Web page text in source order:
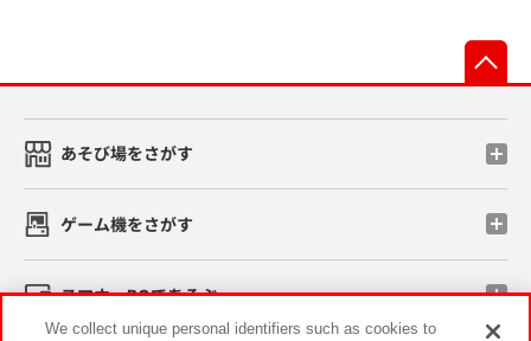
あそび場をさがす
ゲーム機をさがす
スマホ・PCであそぶ
We collect unique personal identifiers such as cookies to